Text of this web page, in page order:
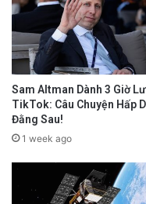
Sam Altman Dành 3 Giờ
TikTok: Câu Chuyện Hấp
Đằng Sau!
1 week ago